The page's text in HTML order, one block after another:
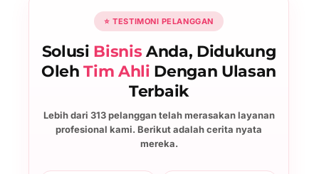
⭐ TESTIMONI PELANGGAN
Solusi Bisnis Anda, Didukung
OlehTim Ahli Dengan Ulasan
Terbaik
Lebih dari 313 pelanggan telah merasakan layanan
profesional kami. Berikut adalah cerita nyata
mereka.